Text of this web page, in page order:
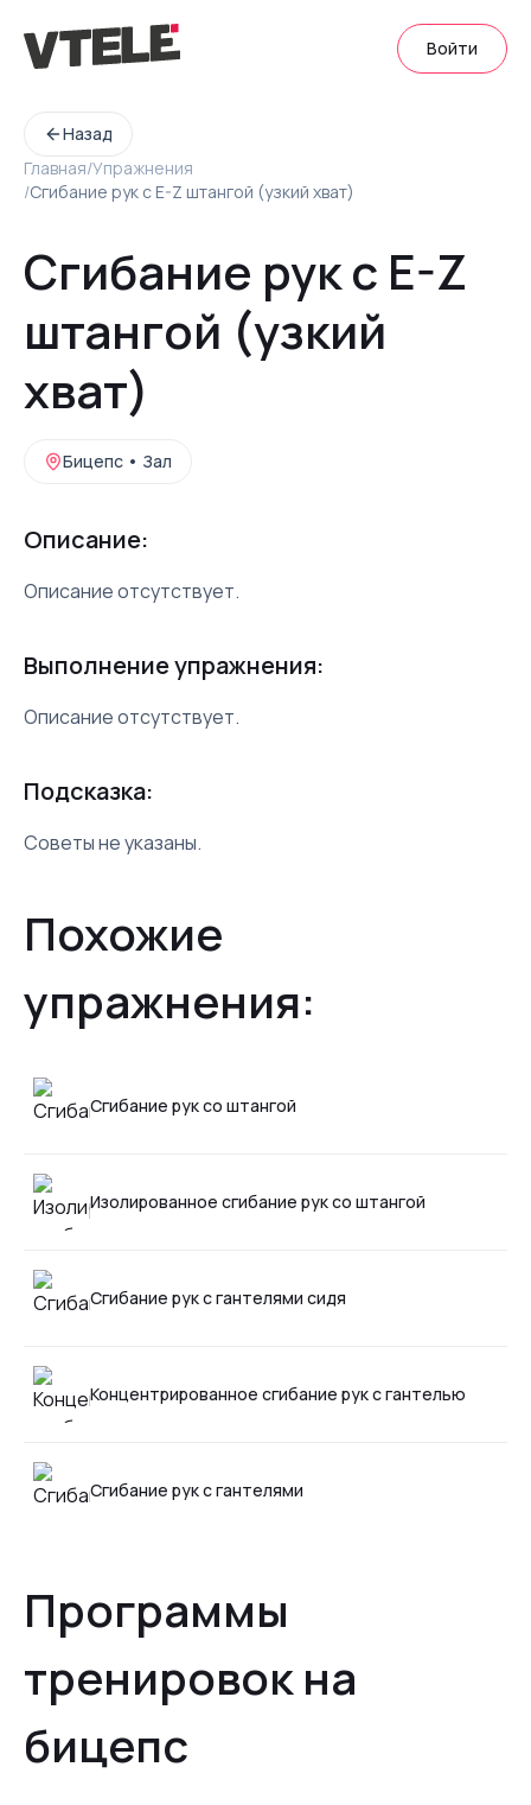
Войти
Назад
Главная/Упражнения
/Сгибание рук с E-Z штангой (узкий хват)
Сгибание рук с E-Z
штангой (узкий
хват)
Бицепс • Зал
Описание:
Описание отсутствует.
Выполнение упражнения:
Описание отсутствует.
Подсказка:
Советы не указаны.
Похожие
упражнения:
Сгибание рук со штангой
Изолированное сгибание рук со штангой
Сгибание рук с гантелями сидя
Концентрированное сгибание рук с гантелью
Сгибание рук с гантелями
Программы
тренировок на
бицепс